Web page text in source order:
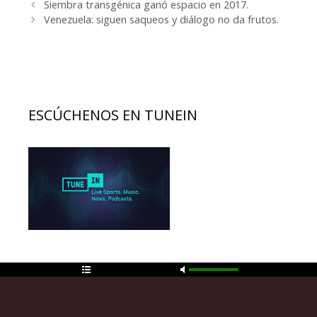
Navegación
de
Siembra transgénica ganó espacio en 2017.
Venezuela: siguen saqueos y diálogo no da frutos.
ESCÚCHENOS EN TUNEIN